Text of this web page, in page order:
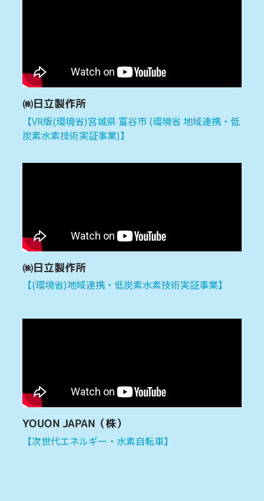
㈱日立製作所
【VR版(環境省)宮城県 富谷市 (環境省 地域連携・低
炭素水素技術実証事業)】
㈱日立製作所
【(環境省)地域連携・低炭素水素技術実証事業】
YOUON JAPAN（株）
【次世代エネルギー・水素自転車】